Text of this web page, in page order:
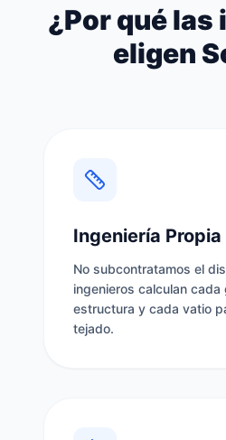
¿Por qué
eligen
Ingeniería Propia
No subcontratamos el
ingenieros calculan cada
estructura y cada vatio
tejado.